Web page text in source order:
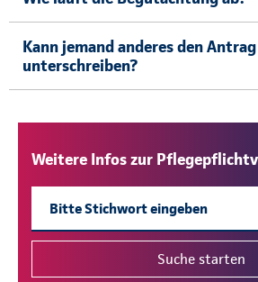
Kann jemand anderes den Antrag
unterschreiben?
Weitere Infos zur